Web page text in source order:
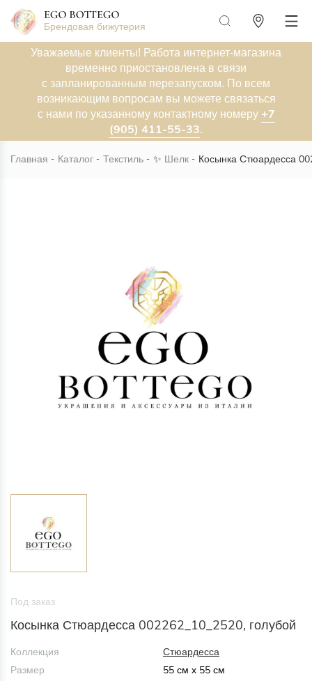
Брендовая бижутерия
Уважаемые клиенты! Работа интернет-магазина
временно приостановлена в связи
с запланированным перезапуском. По всем
возникающим вопросам вы можете связаться
с нами по указанному контактному номеру +7
(905) 411-55-33.
Главная Каталог Текстиль ✨ Шелк Косынка Стюардесса
Под заказ
Косынка Стюардесса 002262_10_2520, голубой
Коллекция
Стюардесса
Размер
55 см х 55 см